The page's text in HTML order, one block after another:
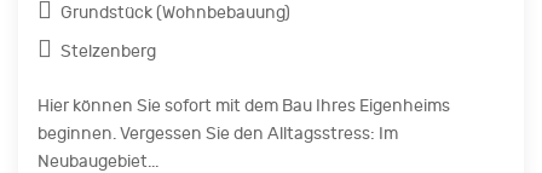
Grundstück (Wohnbebauung)
Stelzenberg
Hier können Sie sofort mit dem Bau Ihres Eigenheims
beginnen. Vergessen Sie den Alltagsstress: Im
Neubaugebiet...